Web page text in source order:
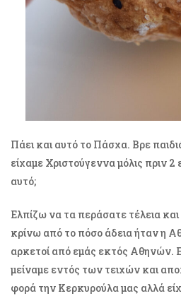
Πάει και αυτό το Πάσχα. Βρε
είχαμε Χριστούγεννα μόλις πριν
αυτό;
Ελπίζω να τα περάσατε τέλεια
κρίνω από το πόσο άδεια ήταν η
αρκετοί από εμάς εκτός Αθηνών.
μείναμε εντός των τειχών και
φορά την Κερκυρούλα μας αλλά